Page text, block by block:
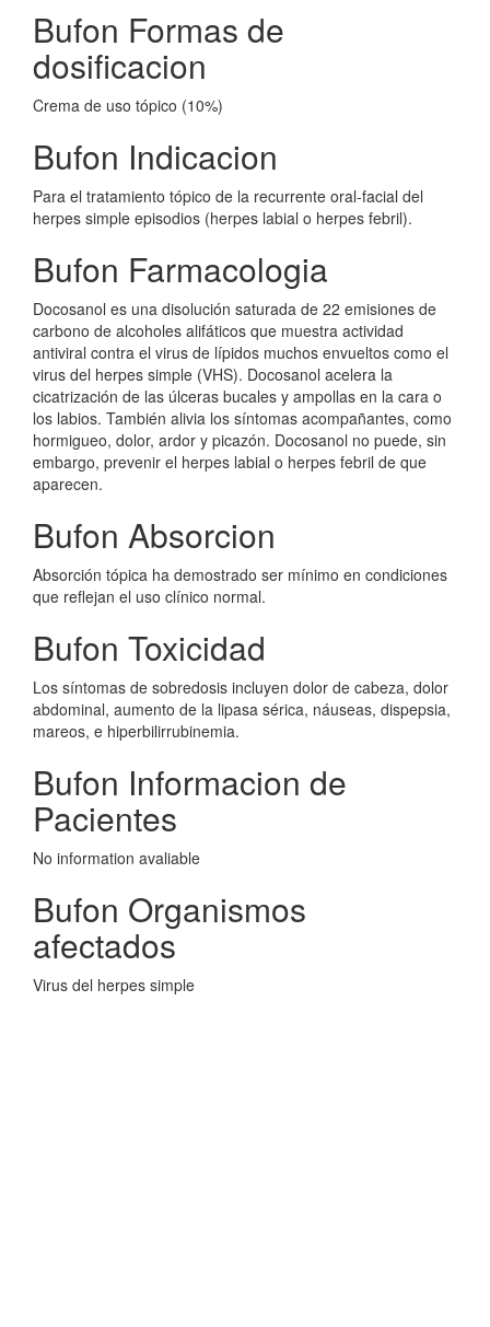
Bufon Formas de
dosificacion
Crema de uso tópico (10%)
Bufon Indicacion
Para el tratamiento tópico de la recurrente oral-facial del
herpes simple episodios (herpes labial o herpes febril).
Bufon Farmacologia
Docosanol es una disolución saturada de 22 emisiones de
carbono de alcoholes alifáticos que muestra actividad
antiviral contra el virus de lípidos muchos envueltos como el
virus del herpes simple (VHS). Docosanol acelera la
cicatrización de las úlceras bucales y ampollas en la cara o
los labios. También alivia los síntomas acompañantes, como
hormigueo, dolor, ardor y picazón. Docosanol no puede, sin
embargo, prevenir el herpes labial o herpes febril de que
aparecen.
Bufon Absorcion
Absorción tópica ha demostrado ser mínimo en condiciones
que reflejan el uso clínico normal.
Bufon Toxicidad
Los síntomas de sobredosis incluyen dolor de cabeza, dolor
abdominal, aumento de la lipasa sérica, náuseas, dispepsia,
mareos, e hiperbilirrubinemia.
Bufon Informacion de
Pacientes
No information avaliable
Bufon Organismos
afectados
Virus del herpes simple